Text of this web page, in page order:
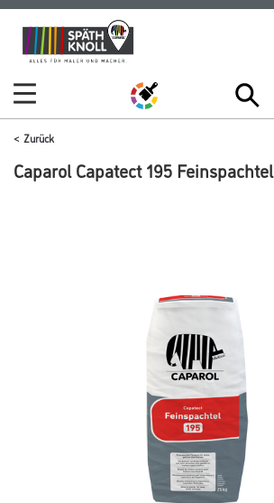
Zum
Inhalt
Zum
Navigationsmenü
Zurück
Caparol Capatect 195 Feinspachtel